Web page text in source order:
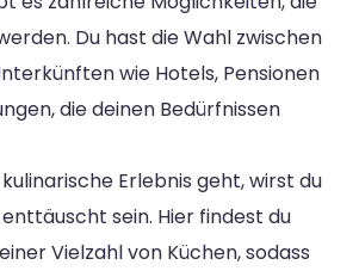
Du hast die Wahl zwischen
wie Hotels, Pensionen
die deinen Bedürfnissen
Erlebnis geht, wirst du
sein. Hier findest du
Vielzahl von Küchen, sodass